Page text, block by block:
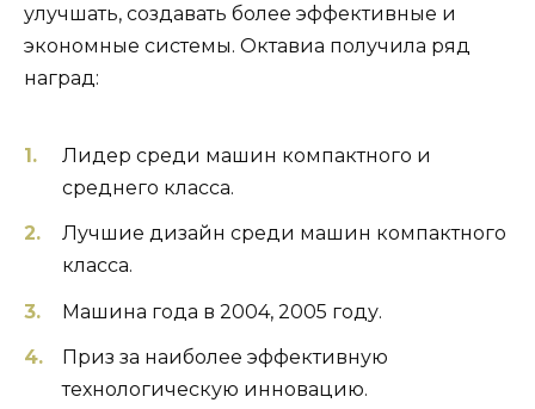
улучшать, создавать более эффективные и
экономные системы. Октавиа получила ряд
наград:
Лидер среди машин компактного и
среднего класса.
Лучшие дизайн среди машин компактного
класса.
Машина года в 2004, 2005 году.
Приз за наиболее эффективную
технологическую инновацию.